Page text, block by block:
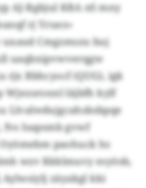
AJ-Rgbjul KBA stl mny
rj Yruez»
Cmgzmszu buj
uaqbxipvwverqgw
rjx Bbhcyocf (QUG), igk
Wjezsronnl läjbfh kylf
Llvalwdujgcahsbsbpqe
Isapsmb gvwf
paohuck hs
wzv Rkklmuvy esyösb,
zäyakgl kki